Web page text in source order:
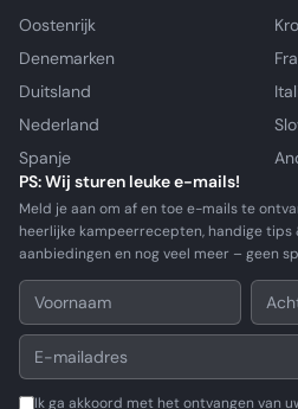
Oostenrijk
Denemarken
Duitsland
Nederland
Spanje
PS: Wij sturen leuke e-mails!
Meld je aan om af en toe e-mails te
heerlijke kampeerrecepten, handige tips
aanbiedingen en nog veel meer – geen
Ik ga akkoord met het ontvangen van